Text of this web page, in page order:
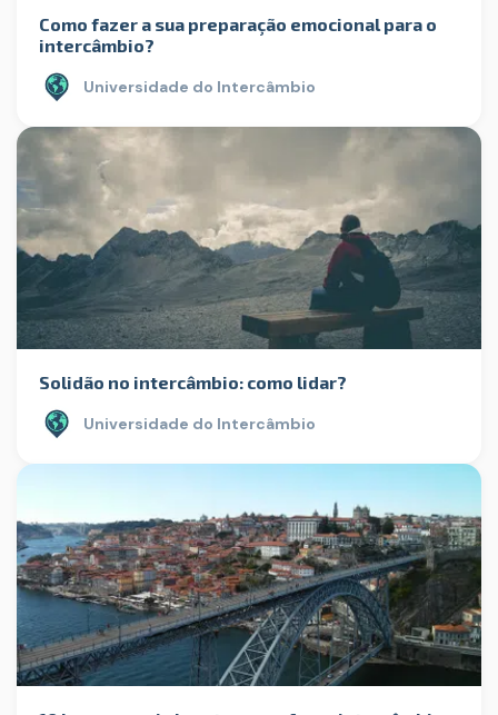
Como fazer a sua preparação emocional para o
intercâmbio?
Universidade do Intercâmbio
Solidão no intercâmbio: como lidar?
Universidade do Intercâmbio